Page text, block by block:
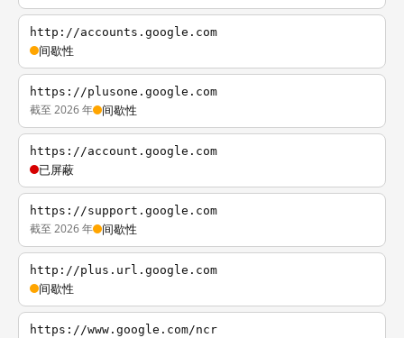
http://accounts.google.com
间歇性
https://plusone.google.com
截至 2026 年 间歇性
https://account.google.com
已屏蔽
https://support.google.com
截至 2026 年 间歇性
http://plus.url.google.com
间歇性
https://www.google.com/ncr